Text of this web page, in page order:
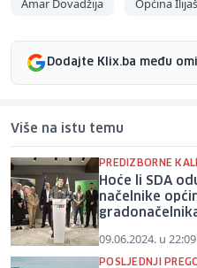
Amar Dovadžija Općina Ilijaš
Dodajte Klix.ba među
Više na istu temu
PREDIZBORNE
Hoće li SDA
načelnike
09.06.2024. u 22:09
POSLJEDNJI